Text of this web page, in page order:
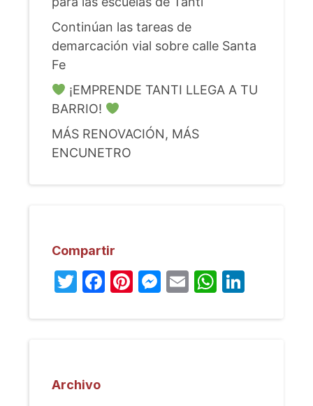
Continúan las tareas de
demarcación vial sobre calle Santa
Fe
¡EMPRENDE TANTI LLEGA A TU
BARRIO!
MÁS RENOVACIÓN, MÁS
ENCUNETRO
Compartir
Twitter
Facebook
Pinterest
Messenger
Email
Archivo